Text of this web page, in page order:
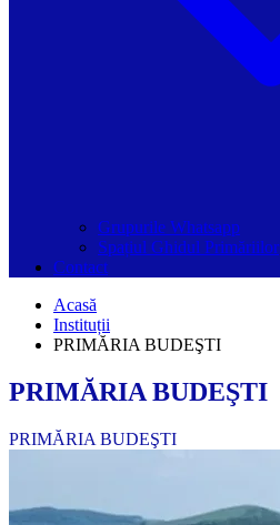
Grupurile Whatsapp
Spațiul Ghidul Primăriilor
Contact
Acasă
Instituții
PRIMĂRIA BUDEŞTI
PRIMĂRIA BUDEŞTI
PRIMĂRIA BUDEŞTI